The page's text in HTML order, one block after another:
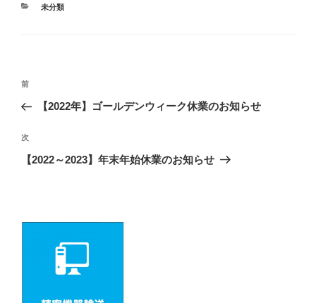
カ
未分類
投
稿
ビ
前
の
稿
前
【2022年】ゴールデンウィーク休業のお知らせ
次
の
次
【2022～2023】年末年始休業のお知らせ